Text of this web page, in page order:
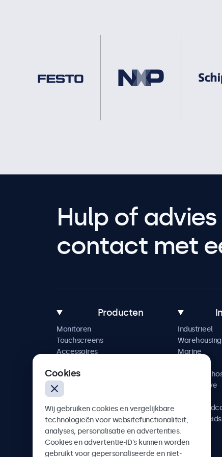
Hulp of
contact met
Producten
Monitoren
Touchscreens
Accessoires
Industrieel
Marine
Horeca &
Automotive
AV &
Cookies
Wij gebruiken cookies en vergelijkbare
technologieën voor websitefunctionaliteit,
analyses, personalisatie en advertenties.
Cookies en advertentie-ID’s kunnen worden
gebruikt voor gepersonaliseerde en niet-